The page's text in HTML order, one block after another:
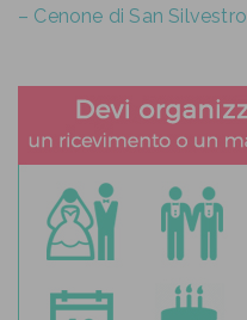
– Cenone di San Silvestro